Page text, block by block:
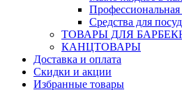
Средства для
ТОВАРЫ ДЛЯ
КАНЦТОВАРЫ
Доставка и оплата
Скидки и акции
Избранные товары